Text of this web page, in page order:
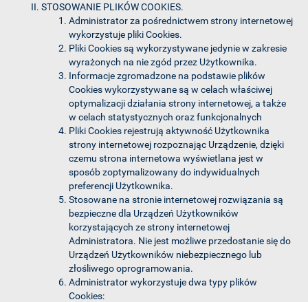
STOSOWANIE PLIKÓW COOKIES.
Administrator za pośrednictwem strony internetowej
wykorzystuje pliki Cookies.
Pliki Cookies są wykorzystywane jedynie w zakresie
wyrażonych na nie zgód przez Użytkownika.
Informacje zgromadzone na podstawie plików
Cookies wykorzystywane są w celach właściwej
optymalizacji działania strony internetowej, a także
w celach statystycznych oraz funkcjonalnych
Pliki Cookies rejestrują aktywność Użytkownika
strony internetowej rozpoznając Urządzenie, dzięki
czemu strona internetowa wyświetlana jest w
sposób zoptymalizowany do indywidualnych
preferencji Użytkownika.
Stosowane na stronie internetowej rozwiązania są
bezpieczne dla Urządzeń Użytkowników
korzystających ze strony internetowej
Administratora. Nie jest możliwe przedostanie się do
Urządzeń Użytkowników niebezpiecznego lub
złośliwego oprogramowania.
Administrator wykorzystuje dwa typy plików
Cookies: